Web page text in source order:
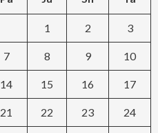
1 2 3
7 8 9 10
14 15 16 17
21 22 23 24